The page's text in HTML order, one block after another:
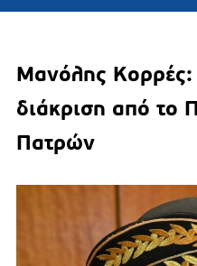
Μανόλης Κορρές:
διάκριση από το
Πατρών